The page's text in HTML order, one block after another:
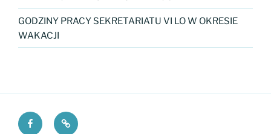
GODZINY PRACY SEKRETARIATU VI LO W OKRESIE
WAKACJI
FacebookFundacja